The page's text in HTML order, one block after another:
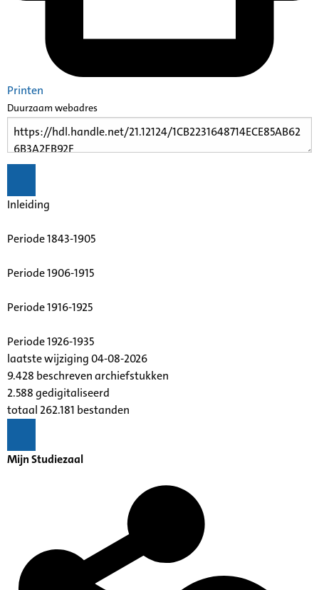
Printen
Duurzaam webadres
Inleiding
Periode 1843-1905
Periode 1906-1915
Periode 1916-1925
Periode 1926-1935
laatste wijziging 04-08-2026
9.428 beschreven archiefstukken
2.588 gedigitaliseerd
totaal 262.181 bestanden
Mijn Studiezaal